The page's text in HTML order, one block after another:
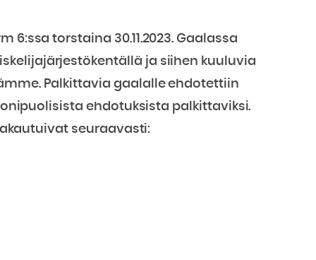
6:ssa torstaina 30.11.2023. Gaalassa
ja siihen kuuluvia
Palkittavia gaalalle ehdotettiin
ehdotuksista palkittaviksi.
seuraavasti: